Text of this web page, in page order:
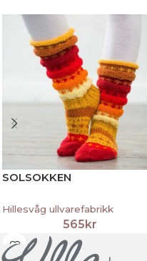
SOLSOKKEN
Hillesvåg ullvarefabrikk
565kr